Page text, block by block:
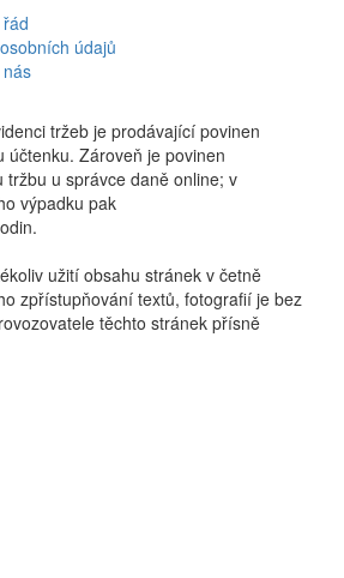
údajů
tržeb je prodávající povinen
účtenku. Zároveň je povinen
tržbu u správce daně online; v
výpadku pak
užití obsahu stránek v četně
zpřístupňování textů, fotografií je bez
těchto stránek přísně